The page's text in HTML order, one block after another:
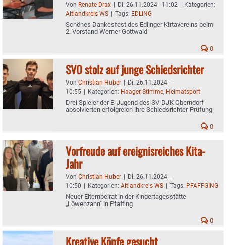
Von Renate Drax | Di. 26.11.2024 - 11:02 | Kategorien:
Altlandkreis WS | Tags: EDLING
Schönes Dankesfest des Edlinger Kirtavereins beim
2. Vorstand Werner Gottwald
0
SVO stolz auf junge Schiedsrichter
Von Christian Huber | Di. 26.11.2024 -
10:55 | Kategorien: Haager-Stimme, Heimatsport
Drei Spieler der B-Jugend des SV-DJK Oberndorf
absolvierten erfolgreich ihre Schiedsrichter-Prüfung
0
Vorfreude auf ereignisreiches Kita-
Jahr
Von Christian Huber | Di. 26.11.2024 -
10:50 | Kategorien: Altlandkreis WS | Tags: PFAFFGING
Neuer Elternbeirat in der Kindertagesstätte
„Löwenzahn" in Pfaffing
0
Kreative Köpfe gesucht